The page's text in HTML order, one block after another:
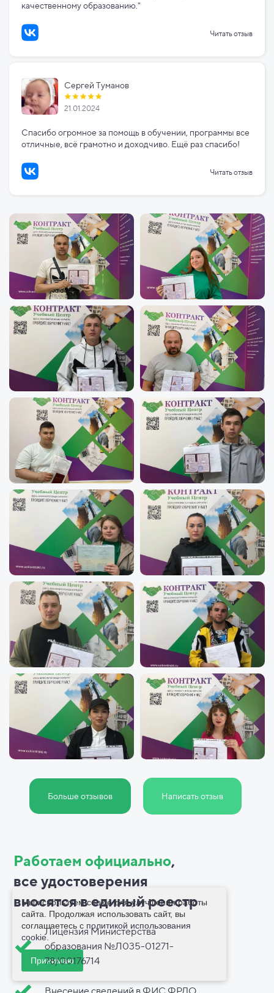
качественному образованию."
Читать отзыв
Сергей Туманов
21.01.2024
Спасибо огромное за помощь в обучении, программы все
отличные, всё грамотно и доходчиво. Ещё раз спасибо!
Читать отзыв
Больше отзывов Написать отзыв
Работаем официально,
все удостоверения
вносятся вединый реестр
Лицензия Министерства
образования №Л035-01271-
78/00176714
Мы используем cookie для улучшения работы
сайта. Продолжая использовать сайт, вы
соглашаетесь с политикой использования
cookie.
Принимаю